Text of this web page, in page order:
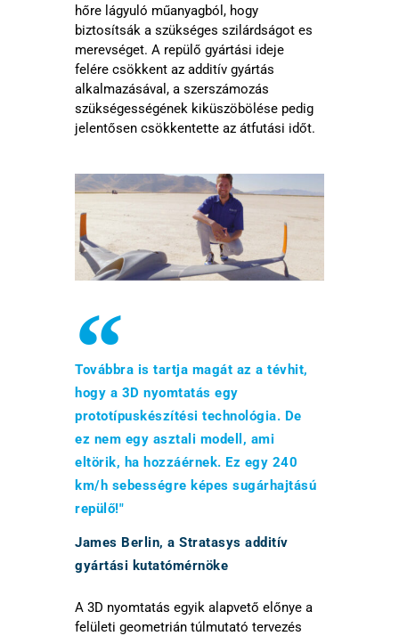
hőre lágyuló műanyagból, hogy
biztosítsák a szükséges szilárdságot es
merevséget. A repülő gyártási ideje
felére csökkent az additív gyártás
alkalmazásával, a szerszámozás
szükségességének kiküszöbölése pedig
jelentősen csökkentette az átfutási időt.
Továbbra is tartja magát az a tévhit,
hogy a 3D nyomtatás egy
prototípuskészítési technológia. De
ez nem egy asztali modell, ami
eltörik, ha hozzáérnek. Ez egy 240
km/h sebességre képes sugárhajtású
repülő!"
James Berlin, a Stratasys additív
gyártási kutatómérnöke
A 3D nyomtatás egyik alapvető előnye a
felületi geometrián túlmutató tervezés